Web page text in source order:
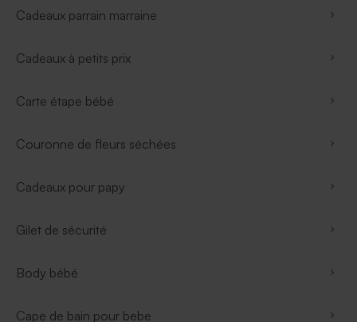
Cadeaux parrain marraine
Cadeaux à petits prix
Carte étape bébé
Couronne de fleurs séchées
Cadeaux pour papy
Gilet de sécurité
Body bébé
Cape de bain pour bebe